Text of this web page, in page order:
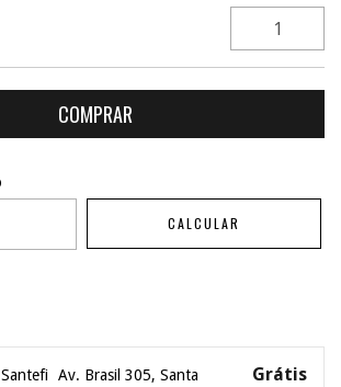
CALCULAR
Av. Brasil 305, Santa
Grátis